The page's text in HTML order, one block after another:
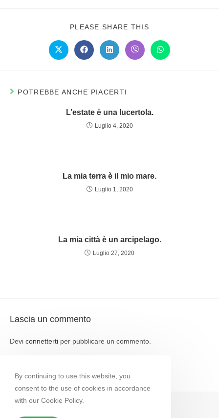
PLEASE SHARE THIS
POTREBBE ANCHE PIACERTI
L’estate è una lucertola.
Luglio 4, 2020
La mia terra è il mio mare.
Luglio 1, 2020
La mia città è un arcipelago.
Luglio 27, 2020
Lascia un commento
Devi connetterti per pubblicare un commento.
By continuing to use this website, you
consent to the use of cookies in accordance
with our Cookie Policy.